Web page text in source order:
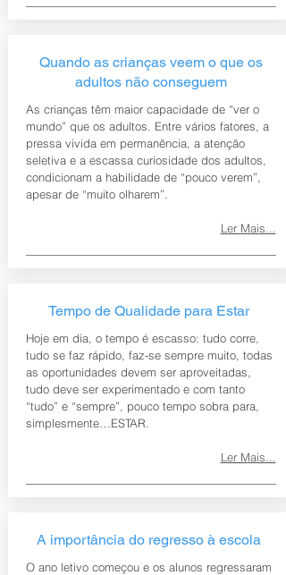
Quando as crianças veem o que os
adultos não conseguem
As crianças têm maior capacidade de “ver o
mundo” que os adultos. Entre vários fatores, a
pressa vivida em permanência, a atenção
seletiva e a escassa curiosidade dos adultos,
condicionam a habilidade de “pouco verem”,
apesar de “muito olharem”.
Ler Mais...
Tempo de Qualidade para Estar
Hoje em dia, o tempo é escasso: tudo corre,
tudo se faz rápido, faz-se sempre muito, todas
as oportunidades devem ser aproveitadas,
tudo deve ser experimentado e com tanto
“tudo” e “sempre”, pouco tempo sobra para,
simplesmente…ESTAR.
Ler Mais...
A importância do regresso à escola
O ano letivo começou e os alunos regressaram